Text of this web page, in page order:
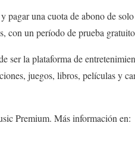
una cuota de abono de
con un período de prueba
ser la plataforma de
juegos, libros, películas y
Premium. Más información en: